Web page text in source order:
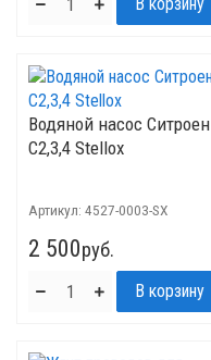
Водяной насос Ситроен
C2,3,4 Stellox
Артикул: 4527-0003-SX
2 500руб.